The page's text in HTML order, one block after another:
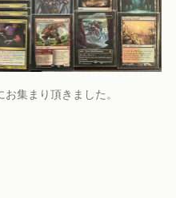
集まり頂きました。